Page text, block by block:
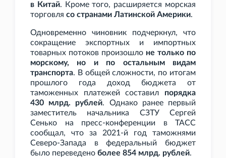
в Китай. Кроме того, расширяется морская
торговля со странами Латинской Америки.
Одновременно чиновник подчеркнул, что
сокращение экспортных и импортных
товарных потоков произошло не только по
морскому, но и по остальным видам
транспорта. В общей сложности, по итогам
прошлого года доход бюджета от
таможенных платежей составил порядка
430
млрд. рублей. Однако ранее первый
заместитель начальника СЗТУ Сергей
Сенько на пресс-конференции в ТАСС
сообщал, что за 2021-й год таможнями
Северо-Запада в федеральный бюджет
было переведено более 854 млрд. рублей.